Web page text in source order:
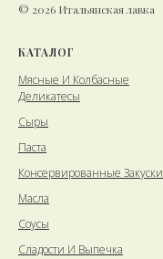
© 2026 Итальянская лавка
КАТАЛОГ
Мясные И Колбасные
Деликатесы
Сыры
Паста
Консервированные Закуски
Масла
Соусы
Сладости И Выпечка